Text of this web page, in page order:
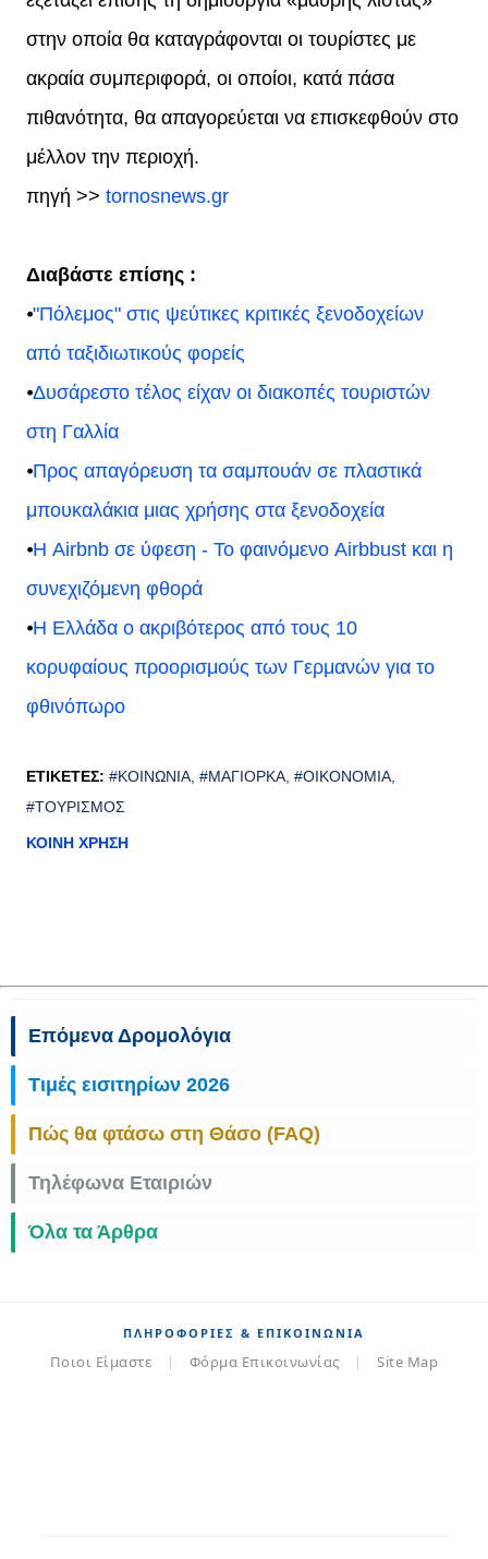
στην οποία θα καταγράφονται οι τουρίστες με
ακραία συμπεριφορά, οι οποίοι, κατά πάσα
πιθανότητα, θα απαγορεύεται να επισκεφθούν στο
μέλλον την περιοχή.
πηγή >> tornosnews.gr
Διαβάστε επίσης :
⦁"Πόλεμος" στις ψεύτικες κριτικές ξενοδοχείων
από ταξιδιωτικούς φορείς
⦁Δυσάρεστο τέλος είχαν οι διακοπές τουριστών
στη Γαλλία
⦁Προς απαγόρευση τα σαμπουάν σε πλαστικά
μπουκαλάκια μιας χρήσης στα ξενοδοχεία
⦁Η Airbnb σε ύφεση - Το φαινόμενο Airbbust και η
συνεχιζόμενη φθορά
⦁Η Ελλάδα ο ακριβότερος από τους 10
κορυφαίους προορισμούς των Γερμανών για το
φθινόπωρο
ΕΤΙΚΈΤΕΣ: #ΚΟΙΝΩΝΊΑ #ΜΑΓΙΌΡΚΑ #ΟΙΚΟΝΟΜΊΑ
#ΤΟΥΡΙΣΜΌΣ
ΚΟΙΝΉ ΧΡΉΣΗ
Επόμενα Δρομολόγια
Τιμές εισιτηρίων 2026
Πώς θα φτάσω στη Θάσο (FAQ)
Τηλέφωνα Εταιριών
Όλα τα Άρθρα
ΠΛΗΡΟΦΟΡΊΕΣ & ΕΠΙΚΟΙΝΩΝΊΑ
Ποιοι Είμαστε | Φόρμα Επικοινωνίας | Site Map